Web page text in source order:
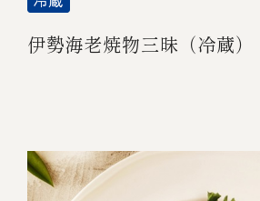
伊勢海老焼物三昧（冷蔵）